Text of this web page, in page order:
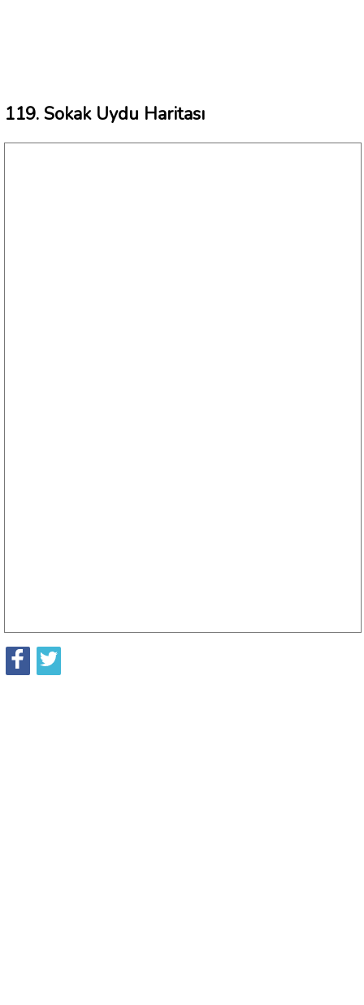
119. Sokak Uydu Haritası